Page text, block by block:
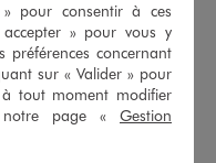
4.5/5 de moyenne
(30 avis)
AJOUTER AU PANIER
pour consentir à ces
» pour vous y
préférences concernant
sur « Valider » pour
tout moment modifier
notre page « Gestion